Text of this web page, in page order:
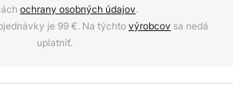
ochrany osobných údajov.
je 99 €. Na týchtovýrobcov sa nedá
uplatniť.